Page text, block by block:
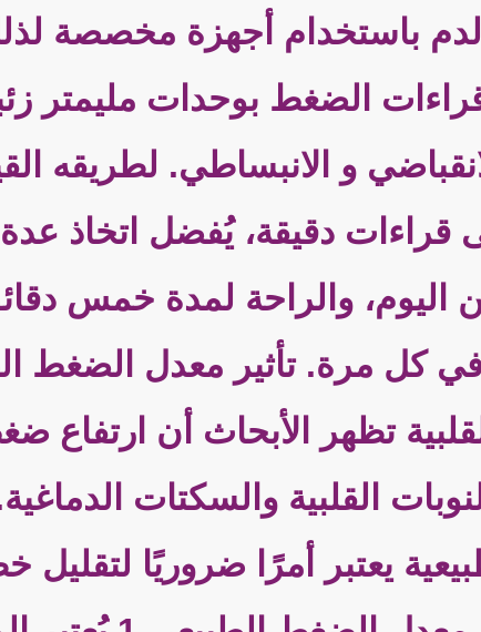
باستخدام أجهزة مخصصة
و الانبساطي. لطريقه
قراءات دقيقة، يُفضل اتخاذ
والراحة لمدة خمس
كل مرة. تأثير معدل الضغط
تظهر الأبحاث أن ارتفاع
القلبية والسكتات
يعتبر أمرًا ضروريًا لتقليل